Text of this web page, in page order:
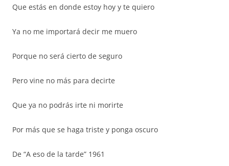
Que estás en donde estoy hoy y te quiero
Ya no me importará decir me muero
Porque no será cierto de seguro
Pero vine no más para decirte
Que ya no podrás irte ni morirte
Por más que se haga triste y ponga oscuro
De “A eso de la tarde” 1961